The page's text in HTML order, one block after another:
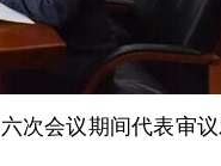
次会议期间代表审